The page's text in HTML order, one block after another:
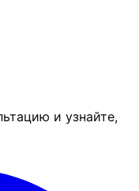
и узнайте,